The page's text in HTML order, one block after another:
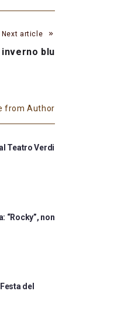
Next article
inverno blu
from Author
Teatro Verdi
“Rocky”, non
del